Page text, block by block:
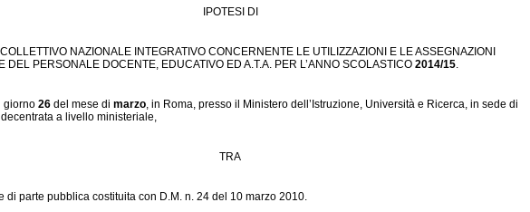
IPOTESI DI
NAZIONALE INTEGRATIVO CONCERNENTE LE UTILIZZAZIONI E LE ASSEGNAZIONI
DEL PERSONALE DOCENTE, EDUCATIVO ED A.T.A. PER L’ANNO SCOLASTICO 2014/15.
giorno 26 del mese di marzo, in Roma, presso il Ministero dell’Istruzione, Università e Ricerca, in sede di
a livello ministeriale,
TRA
di parte pubblica costituita con D.M. n. 24 del 10 marzo 2010.